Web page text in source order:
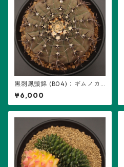
黒刺鳳頭錦 (B04)：ギムノカ
リキウム属 ※実生、地味斑
¥6,000